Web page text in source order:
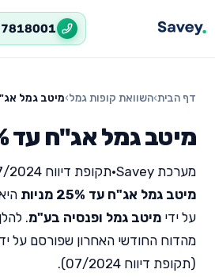
דף הבית›השוואת קופות גמל›מיטב גמל אג"ח עד
מיטב גמל אג"ח עד 25% מניות
מערכת Savey •תקופת דיווח 07/2024
מיטב גמל אג"ח עד 25% מניות
על ידי מיטב גמל ופנסיה בע"מ.
מהדוח החודשי האחרון שפורסם על
(תקופת דיווח 07/2024).